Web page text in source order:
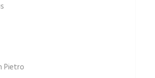
Pietro